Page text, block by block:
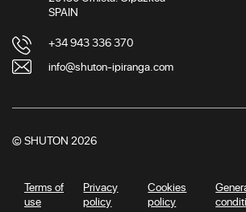
SPAIN
+34 943 336 370
info@shuton-ipiranga.com
© SHUTON 2026
Terms of
use
Privacy
policy
Cookies
policy